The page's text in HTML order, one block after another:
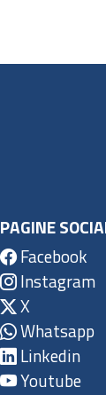
PAGINE
Facebook
Instagram
X
Whatsapp
Linkedin
Youtube